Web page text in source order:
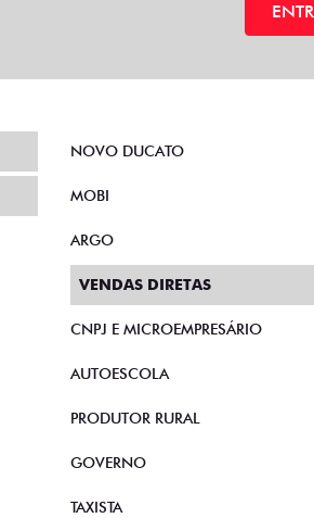
NOVO DUCATO
MOBI
ARGO
VENDAS DIRETAS
CNPJ E MICROEMPRESÁRIO
AUTOESCOLA
PRODUTOR RURAL
GOVERNO
TAXISTA